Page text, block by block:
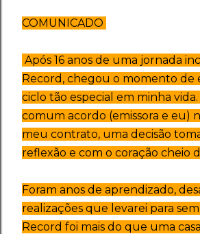
COMUNICADO
Após 16 anos de uma jornada
Record, chegou o momento de
ciclo tão especial em minha
comum acordo (emissora e eu)
meu contrato, uma decisão
reflexão e com o coração cheio
Foram anos de aprendizado,
realizações que levarei para
Record foi mais do que uma